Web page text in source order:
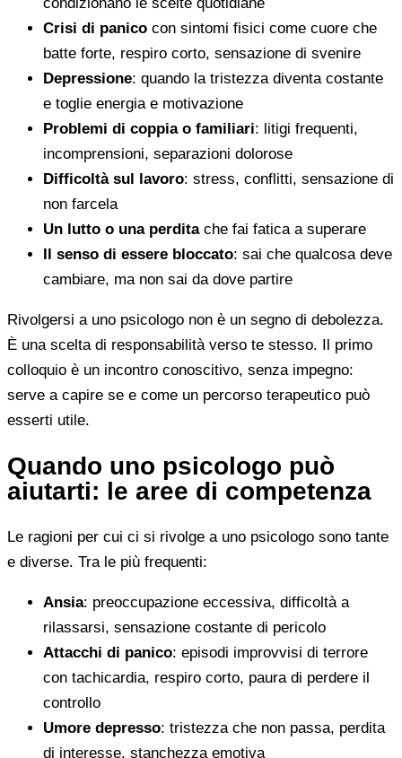
condizionano le scelte quotidiane
Crisi di panico con sintomi fisici come cuore che
batte forte, respiro corto, sensazione di svenire
Depressione: quando la tristezza diventa costante
e toglie energia e motivazione
Problemi di coppia o familiari: litigi frequenti,
incomprensioni, separazioni dolorose
Difficoltà sul lavoro: stress, conflitti, sensazione di
non farcela
Un lutto o una perditache fai fatica a superare
Il senso di essere bloccato: sai che qualcosa deve
cambiare, ma non sai da dove partire
Rivolgersi a uno psicologo non è un segno di debolezza.
È una scelta di responsabilità verso te stesso. Il primo
colloquio è un incontro conoscitivo, senza impegno:
serve a capire se e come un percorso terapeutico può
esserti utile.
Quando uno psicologo può
aiutarti: le aree di competenza
Le ragioni per cui ci si rivolge a uno psicologo sono tante
e diverse. Tra le più frequenti:
Ansia: preoccupazione eccessiva, difficoltà a
rilassarsi, sensazione costante di pericolo
Attacchi di panico: episodi improvvisi di terrore
con tachicardia, respiro corto, paura di perdere il
controllo
Umore depresso: tristezza che non passa, perdita
di interesse, stanchezza emotiva